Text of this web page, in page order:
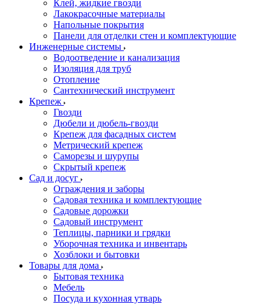
Клей, жидкие гвозди
Лакокрасочные материалы
Напольные покрытия
Панели для отделки стен и комплектующие
Инженерные системы
Водоотведение и канализация
Изоляция для труб
Отопление
Сантехнический инструмент
Крепеж
Гвозди
Дюбели и дюбель-гвозди
Крепеж для фасадных систем
Метрический крепеж
Саморезы и шурупы
Скрытый крепеж
Сад и досуг
Ограждения и заборы
Садовая техника и комплектующие
Садовые дорожки
Садовый инструмент
Теплицы, парники и грядки
Уборочная техника и инвентарь
Хозблоки и бытовки
Товары для дома
Бытовая техника
Мебель
Посуда и кухонная утварь